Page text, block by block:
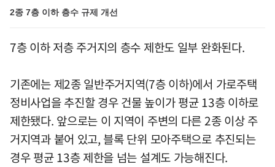
2종 7층 이하 층수 규제 개선
7층 이하 저층 주거지의 층수 제한도 일부 완화된다.
기존에는 제2종 일반주거지역(7층 이하)에서 가로주택
정비사업을 추진할 경우 건물 높이가 평균 13층 이하로
제한됐다. 앞으로는 이 지역이 주변의 다른 2종 이상 주
거지역과 붙어 있고, 블록 단위 모아주택으로 추진되는
경우 평균 13층 제한을 넘는 설계도 가능해진다.